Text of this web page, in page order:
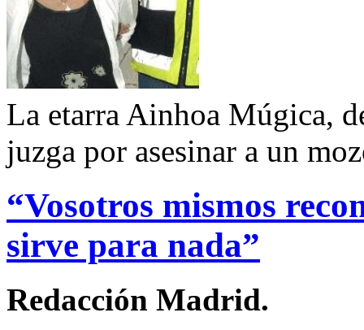
La etarra Ainhoa Múgica,
juzga por asesinar a un
“Vosotros mismos
sirve para nada”
Redacción Madrid.